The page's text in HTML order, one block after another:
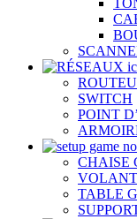
SWITCH
POINT
CHAISE
TABLE